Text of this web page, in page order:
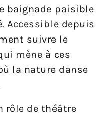
baignade paisible
Accessible depuis
suivre le
mène à ces
la nature danse
rôle de théâtre